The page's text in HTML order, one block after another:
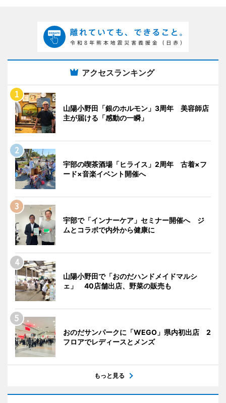
アクセスランキング
山陽小野田「銀のホルモン」3周年 美容師店
主が届ける「感動の一瞬」
宇部の喫茶酒場「ヒライス」2周年 古着×フ
ード×音楽イベント開催へ
宇部で「インナーケア」セミナー開催へ ジ
ムとコラボで内外から健康に
山陽小野田で「おのだハンドメイドマルシ
ェ」 40店舗出店、野菜の販売も
おのだサンパークに「WEGO」県内初出店 2
フロアでレディースとメンズ
もっと見る